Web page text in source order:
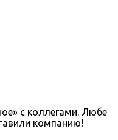
с коллегами. Любе
компанию!